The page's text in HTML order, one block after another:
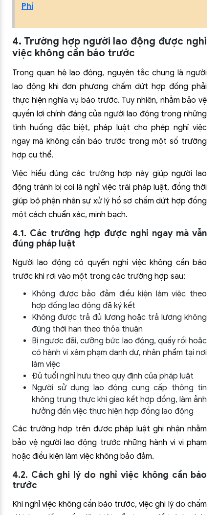
Phí
4. Trường hợp người lao động được nghỉ
việc không cần báo trước
Trong quan hệ lao động, nguyên tắc chung là người
lao động khi đơn phương chấm dứt hợp đồng phải
thực hiện nghĩa vụ báo trước. Tuy nhiên, nhằm bảo vệ
quyền lợi chính đáng của người lao động trong những
tình huống đặc biệt, pháp luật cho phép nghỉ việc
ngay mà không cần báo trước trong một số trường
hợp cụ thể.
Việc hiểu đúng các trường hợp này giúp người lao
động tránh bị coi là nghỉ việc trái pháp luật, đồng thời
giúp bộ phận nhân sự xử lý hồ sơ chấm dứt hợp đồng
một cách chuẩn xác, minh bạch.
4.1. Các trường hợp được nghỉ ngay mà vẫn
đúng pháp luật
Người lao động có quyền nghỉ việc không cần báo
trước khi rơi vào một trong các trường hợp sau:
Không được bảo đảm điều kiện làm việc theo
hợp đồng lao động đã ký kết
Không được trả đủ lương hoặc trả lương không
đúng thời hạn theo thỏa thuận
Bị ngược đãi, cưỡng bức lao động, quấy rối hoặc
có hành vi xâm phạm danh dự, nhân phẩm tại nơi
làm việc
Đủ tuổi nghỉ hưu theo quy định của pháp luật
Người sử dụng lao động cung cấp thông tin
không trung thực khi giao kết hợp đồng, làm ảnh
hưởng đến việc thực hiện hợp đồng lao động
Các trường hợp trên được pháp luật ghi nhận nhằm
bảo vệ người lao động trước những hành vi vi phạm
hoặc điều kiện làm việc không bảo đảm.
4.2. Cách ghi lý do nghỉ việc không cần báo
trước
Khi nghỉ việc không cần báo trước, việc ghi lý do chấm